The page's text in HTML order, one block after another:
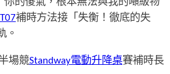
你的傻氣，根本無法與我的噸級物
補時方法接「失衡！徹底的失
。
場競Standway電動升降桌賽補時長